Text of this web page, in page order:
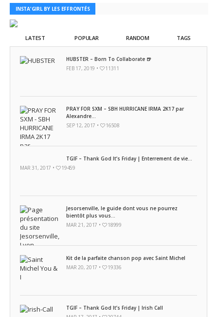
INSTA'GIRL BY LES EFFRONTÉS
LATEST POPULAR RANDOM TAGS
HUBSTER – Born To Collaborate 🍺
FEB 17, 2019 •
11311
PRAY FOR SXM – SBH HURRICANE IRMA 2K17 par
Alexandre...
SEP 12, 2017 •
16508
TGIF – Thank God It’s Friday | Enterrement de vie...
MAR 31, 2017 •
19459
Jesorsenville, le guide dont vous ne pourrez
bientôt plus vous...
MAR 21, 2017 •
18999
Kit de la parfaite chanson pop avec Saint Michel
MAR 20, 2017 •
19336
TGIF – Thank God It’s Friday | Irish Call